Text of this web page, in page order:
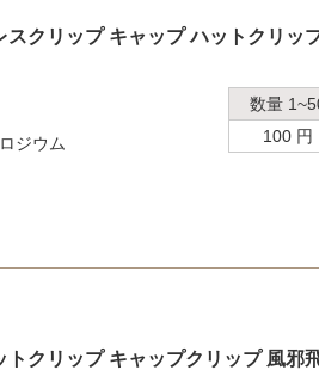
スクリップ キャップ ハットクリッ
ジウム
数量
100 円
トクリップ キャップクリップ 風邪